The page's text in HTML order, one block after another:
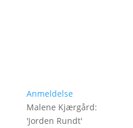
Anmeldelse
Malene Kjærgård:
'Jorden Rundt'